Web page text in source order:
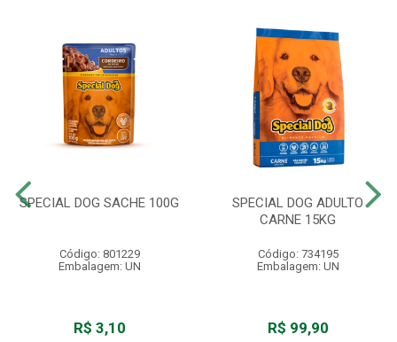
SPECIAL DOG SACHE 100G
Código: 801229
Embalagem: UN
R$ 3,10
SPECIAL DOG ADULTO
CARNE 15KG
Código: 734195
Embalagem: UN
R$ 99,90